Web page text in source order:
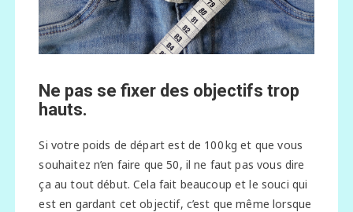
Ne pas se fixer des objectifs trop
hauts.
Si votre poids de départ est de 100 kg et que vous
souhaitez n’en faire que 50, il ne faut pas vous dire
ça au tout début. Cela fait beaucoup et le souci qui
est en gardant cet objectif, c’est que même lorsque